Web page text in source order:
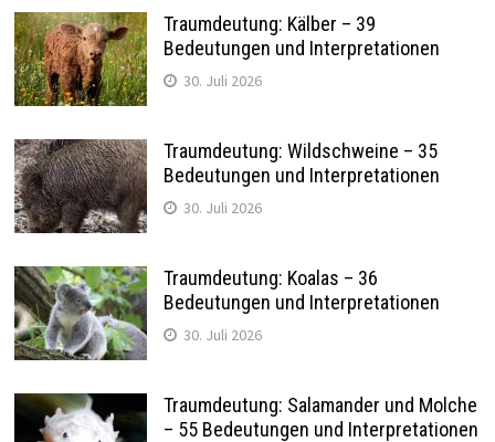
Traumdeutung: Kälber – 39
Bedeutungen und Interpretationen
30. Juli 2026
Traumdeutung: Wildschweine – 35
Bedeutungen und Interpretationen
30. Juli 2026
Traumdeutung: Koalas – 36
Bedeutungen und Interpretationen
30. Juli 2026
Traumdeutung: Salamander und Molche
– 55 Bedeutungen und Interpretationen